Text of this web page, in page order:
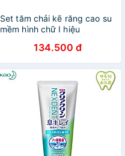
Set tăm chải kẽ răng cao su
mềm hình chữ I hiệu
Nhật Bản | Made in Japan
134.500 đ